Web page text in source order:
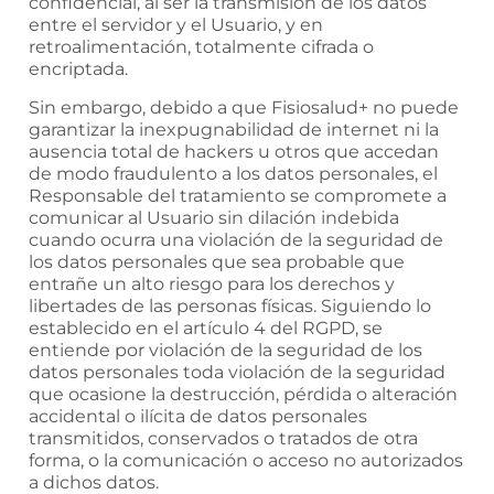
entre el servidor y el Usuario, y en
retroalimentación, totalmente cifrada o
encriptada.
Sin embargo, debido a que Fisiosalud+ no puede
garantizar la inexpugnabilidad de internet ni la
ausencia total de hackers u otros que accedan
de modo fraudulento a los datos personales, el
Responsable del tratamiento se compromete a
comunicar al Usuario sin dilación indebida
cuando ocurra una violación de la seguridad de
los datos personales que sea probable que
entrañe un alto riesgo para los derechos y
libertades de las personas físicas. Siguiendo lo
establecido en el artículo 4 del RGPD, se
entiende por violación de la seguridad de los
datos personales toda violación de la seguridad
que ocasione la destrucción, pérdida o alteración
accidental o ilícita de datos personales
transmitidos, conservados o tratados de otra
forma, o la comunicación o acceso no autorizados
a dichos datos.